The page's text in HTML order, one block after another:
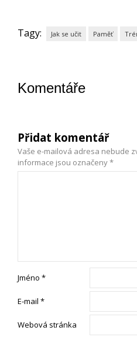
Tagy: Jak se učit Paměť
Komentáře
Přidat komentář
Vaše e-mailová adresa nebude
informace jsou označeny*
Jméno *
E-mail *
Webová stránka